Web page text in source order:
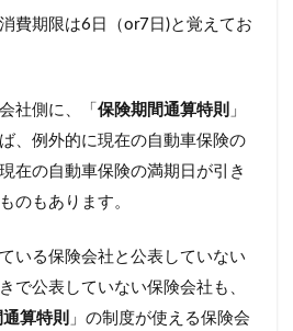
費期限は6日（or7日)と覚えてお
社側に、「 保険期間通算特則 」
、例外的に現在の自動車保険の
在の自動車保険の満期日が引き
のもあります。
いる保険会社と公表していない
で公表していない保険会社も、
算特則 」の制度が使える保険会